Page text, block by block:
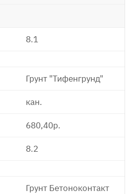
8.1
Грунт "Тифенгрунд"
кан.
680,40р.
8.2
Грунт Бетоноконтакт